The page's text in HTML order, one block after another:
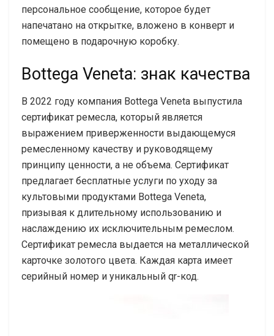
персональное сообщение, которое будет
напечатано на открытке, вложено в конверт и
помещено в подарочную коробку.
Bottega Veneta: знак качества
В 2022 году компания Bottega Veneta выпустила
сертификат ремесла, который является
выражением приверженности выдающемуся
ремесленному качеству и руководящему
принципу ценности, а не объема. Сертификат
предлагает бесплатные услуги по уходу за
культовыми продуктами Bottega Veneta,
призывая к длительному использованию и
наслаждению их исключительным ремеслом.
Сертификат ремесла выдается на металлической
карточке золотого цвета. Каждая карта имеет
серийный номер и уникальный qr-код.